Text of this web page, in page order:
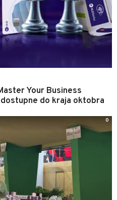
Your Business
do kraja oktobra
0